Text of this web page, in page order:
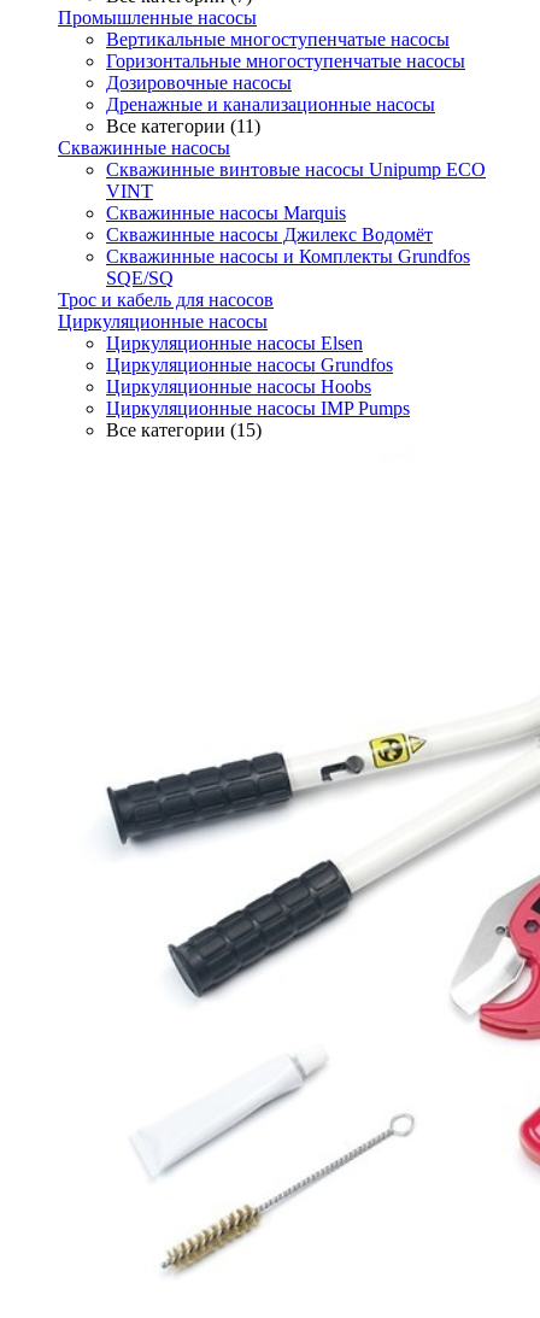
Промышленные насосы
Вертикальные многоступенчатые насосы
Горизонтальные многоступенчатые насосы
Дозировочные насосы
Дренажные и канализационные насосы
Все категории (11)
Скважинные насосы
Скважинные винтовые насосы Unipump ECO
VINT
Скважинные насосы Marquis
Скважинные насосы Джилекс Водомёт
Скважинные насосы и Комплекты Grundfos
SQE/SQ
Трос и кабель для насосов
Циркуляционные насосы
Циркуляционные насосы Elsen
Циркуляционные насосы Grundfos
Циркуляционные насосы Hoobs
Циркуляционные насосы IMP Pumps
Все категории (15)